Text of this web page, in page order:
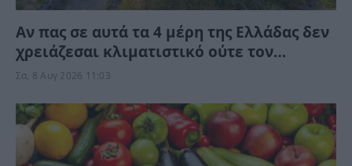
Αν πας σε αυτά τα 4 μέρη της Ελλάδας δεν
χρειάζεσαι κλιματιστικό ούτε τον
Αύγουστο
Σα, 8 Αυγ 2026 11:03